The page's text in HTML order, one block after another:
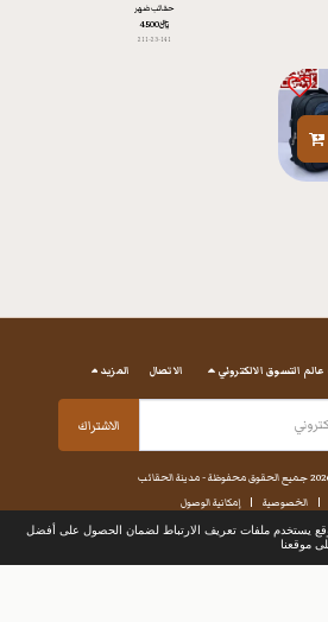
يستخدم ملفات تعريف الارتباط لضمان الحصول على أفضل
موقعنا
حقائب ضهر
4500﷼
211-23-141
التسوق الالكتروني الاتصال المزيد
الاشتراك
مدينة الحقائب
الخصوصية |إمكانية الوصول